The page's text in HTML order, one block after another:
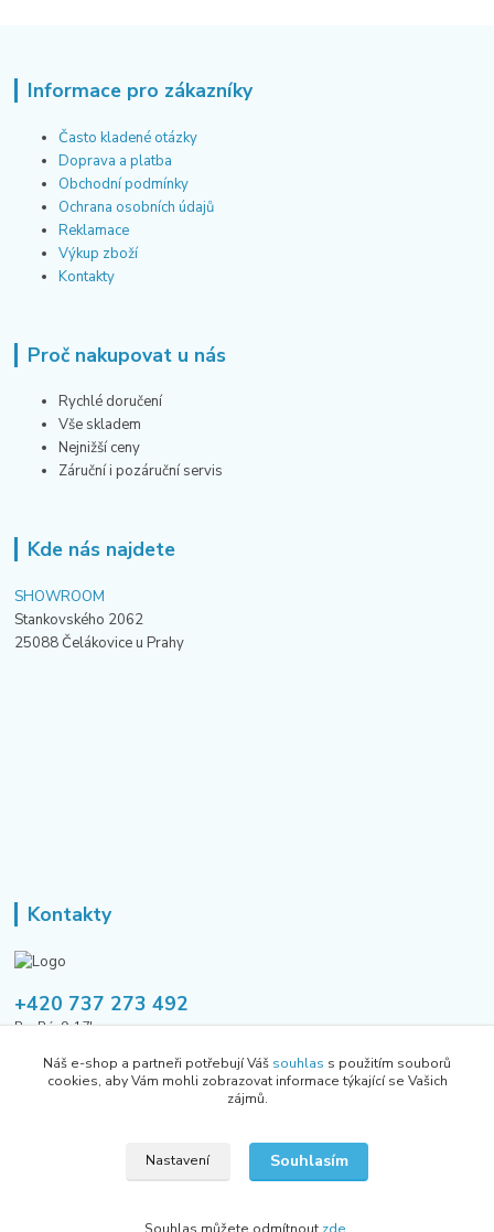
Informace pro zákazníky
Často kladené otázky
Doprava a platba
Obchodní podmínky
Ochrana osobních údajů
Reklamace
Výkup zboží
Kontakty
Proč nakupovat u nás
Rychlé doručení
Vše skladem
Nejnižší ceny
Záruční i pozáruční servis
Kde nás najdete
SHOWROOM
Stankovského 2062
25088 Čelákovice u Prahy
Kontakty
+420 737 273 492
Po-Pá, 9-17h
tusavmanagement@gmail.com
Všechna práva vyhrazena Allhere.cz 2024
Náš e-shop a partneři potřebují Váš souhlas s použitím souborů
cookies, aby Vám mohli zobrazovat informace týkající se Vašich
zájmů.
Nastavení Souhlasím